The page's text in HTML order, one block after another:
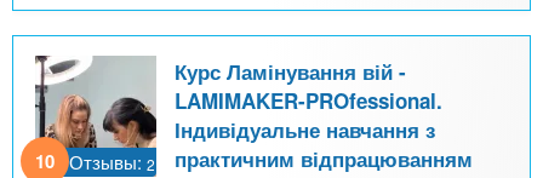
10 Отзывы: 2
Курс Ламінування вій -
LAMIMAKER-PROfessional.
Індивідуальне навчання з
практичним відпрацюванням